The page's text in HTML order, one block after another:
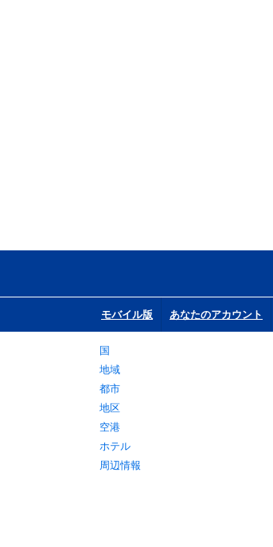
モバイル版 あなたのアカウント
国
地域
都市
地区
空港
ホテル
周辺情報